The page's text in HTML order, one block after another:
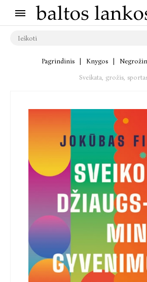
Pagrindinis Knygos
Sveikata, grožis,